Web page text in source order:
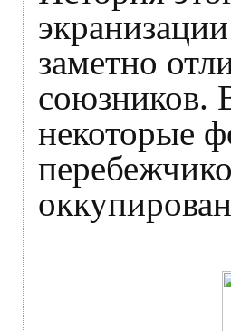
заметно
союзников.
некоторые